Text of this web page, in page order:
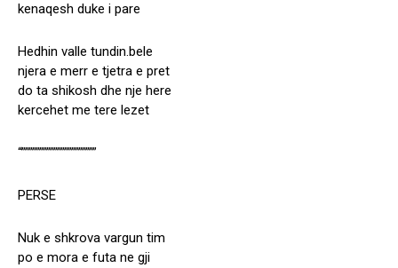
kenaqesh duke i pare
Hedhin valle tundin.bele
njera e merr e tjetra e pret
do ta shikosh dhe nje here
kercehet me tere lezet
“”””””””””””””””””””””
PERSE
Nuk e shkrova vargun tim
po e mora e futa ne gji